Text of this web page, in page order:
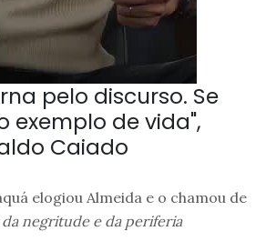
pelo discurso. Se
exemplo de vida",
Caiado
elogiou Almeida e o chamou de
negritude e da periferia